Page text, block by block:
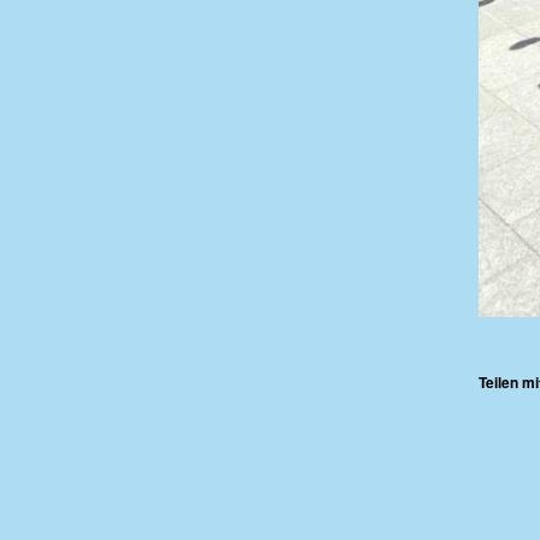
Teilen